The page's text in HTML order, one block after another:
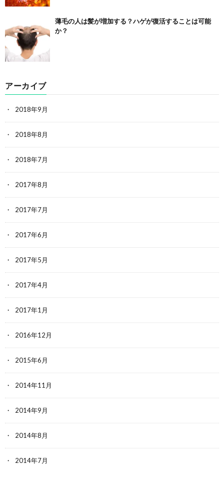
薄毛の人は髪が増加する？ハゲが復活することは可能
か？
アーカイブ
2018年9月
2018年8月
2018年7月
2017年8月
2017年7月
2017年6月
2017年5月
2017年4月
2017年1月
2016年12月
2015年6月
2014年11月
2014年9月
2014年8月
2014年7月